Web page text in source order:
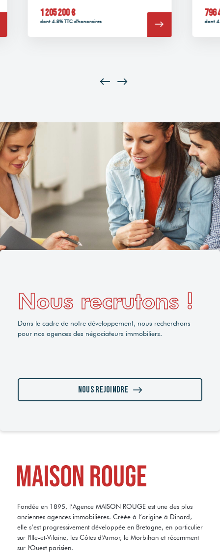
1 205 200 €
dont 4.8% TTC d'honoraires
796
dont
Nous recrutons !
Dans le cadre de notre développement, nous recherchons
pour nos agences des négociateurs immobiliers.
Nous rejoindre
Fondée en 1895, l’Agence MAISON ROUGE est une des plus
anciennes agences immobilières. Créée à l’origine à Dinard,
elle s’est progressivement développée en Bretagne, en particulier
sur l'Ille-et-Vilaine, les Côtes d'Armor, le Morbihan et récemment
sur l'Ouest parisien.